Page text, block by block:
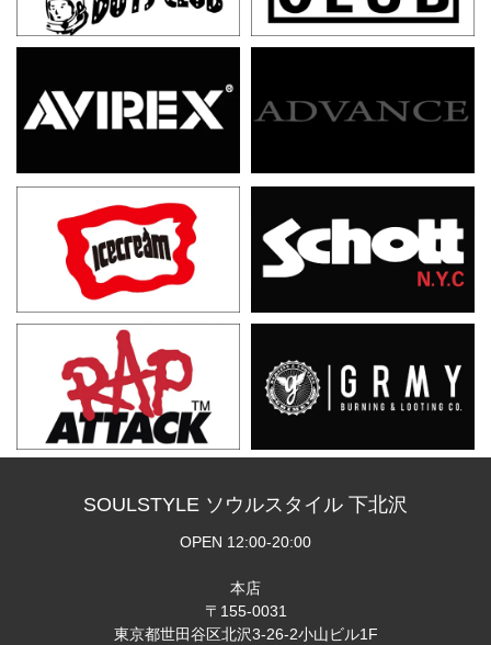
SOULSTYLE ソウルスタイル 下北沢
OPEN 12:00-20:00
本店
〒155-0031
東京都世田谷区北沢3-26-2小山ビル1F